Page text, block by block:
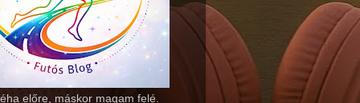
előre, máskor magam felé.